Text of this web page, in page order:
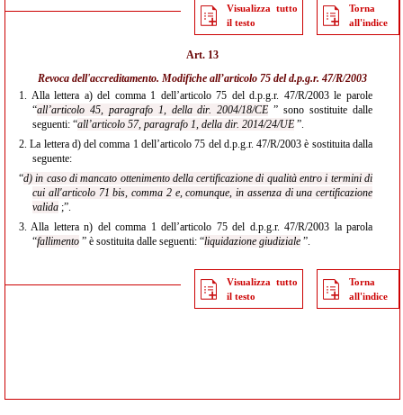
Visualizza tutto
il testo
Torna
all'indice
Art. 13
Revoca dell'accreditamento. Modifiche all’articolo 75 del d.p.g.r. 47/R/2003
1. Alla lettera a) del comma 1 dell’articolo 75 del d.p.g.r. 47/R/2003 le parole
“all’articolo 45, paragrafo 1, della dir. 2004/18/CE ” sono sostituite dalle
seguenti: “all’articolo 57, paragrafo 1, della dir. 2014/24/UE ”.
2. La lettera d) del comma 1 dell’articolo 75 del d.p.g.r. 47/R/2003 è sostituita dalla
seguente:
“d) in caso di mancato ottenimento della certificazione di qualità entro i termini di
cui all'articolo 71 bis, comma 2 e, comunque, in assenza di una certificazione
valida ;”.
3. Alla lettera n) del comma 1 dell’articolo 75 del d.p.g.r. 47/R/2003 la parola
“fallimento ” è sostituita dalle seguenti: “liquidazione giudiziale ”.
Visualizza tutto
il testo
Torna
all'indice